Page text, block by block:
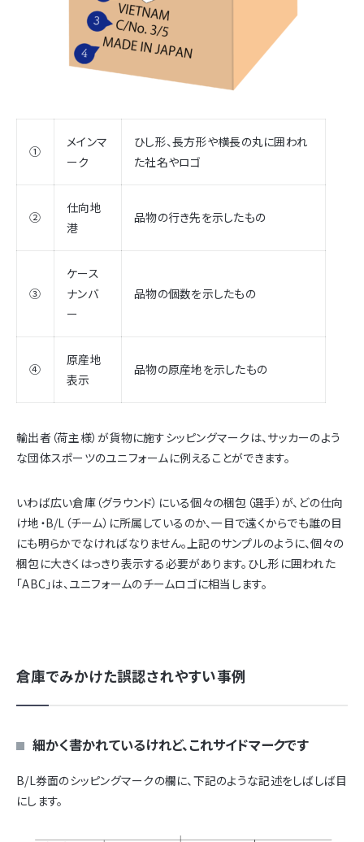
①
メインマ
ーク
ひし形、長方形や横長の丸に囲われ
た社名やロゴ
②
仕向地
港
品物の行き先を示したもの
③
ケース
ナンバ
ー
品物の個数を示したもの
④
原産地
表示
品物の原産地を示したもの
輸出者（荷主様）が貨物に施すシッピングマークは、サッカーのよう
な団体スポーツのユニフォームに例えることができます。
いわば広い倉庫（グラウンド）にいる個々の梱包（選手）が、どの仕向
け地・B/L（チーム）に所属しているのか、一目で遠くからでも誰の目
にも明らかでなければなりません。上記のサンプルのように、個々の
梱包に大きくはっきり表示する必要があります。ひし形に囲われた
「ABC」は、ユニフォームのチームロゴに相当します。
倉庫でみかけた誤認されやすい事例
細かく書かれているけれど、これサイドマークです
B/L券面のシッピングマークの欄に、下記のような記述をしばしば目
にします。